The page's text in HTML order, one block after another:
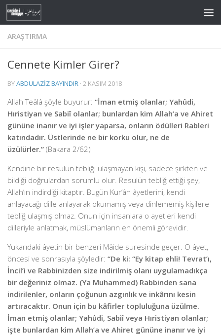
Skip to content
ARAŞTIRMA
Cennete Kimler Girer?
BYABDULAZIZ BAYINDIR · 2 KASIM 2018
Allah Teâlâ şöyle buyurur: “İman etmiş olanlar; Yahûdi,
Hıristiyan ve Sabiî olanlar; bunlardan kim Allah’a ve Ahiret
gününe inanır ve iyi işler yaparsa, onların ödülleri Rableri
katındadır. Üstlerinde ne bir korku olur, ne de
üzülürler.” (Bakara 2/62)
Kendine bir resulün tebliği ulaşmayan kişi, sadece şirkten ve
bildiği doğrulardan sorumlu olur. Resulün tebliğ ettiği şey,
Allah’ın indirdiği kitaptır. Bugün Kur’ân âyetlerini, kendi
anlayacağı dille anlayarak okumamış veya dinlememiş kişilere
tebliğ ulaşmış olmaz. Onun için insanlara o ayetleri kendi
dilleriyle anlatmak, müslümanların en önemli görevidir.
Yukarıdaki âyetin bir benzeri Mâide suresinde geçer. O âyet,
öncesi ve sonrasıyla şöyledir: “De ki: “Ey kitap ehli! Tevrat’ı,
İncil’i ve Rabbinizden size indirilmiş olanı uygulamadıkça
bir değeriniz olmaz. (Ya Muhammed) Rabbinden sana
indirilenler, onların çoğunun azgınlık ve inkârını kesin
artıracaktır. Onun için bu kâfirler topluluğuna üzülme.
İman etmiş olanlar; Yahûdi, Sabiî veya Hıristiyan olanlar;
işte bunlardan kim Allah’a ve Ahiret gününe inanır ve iyi